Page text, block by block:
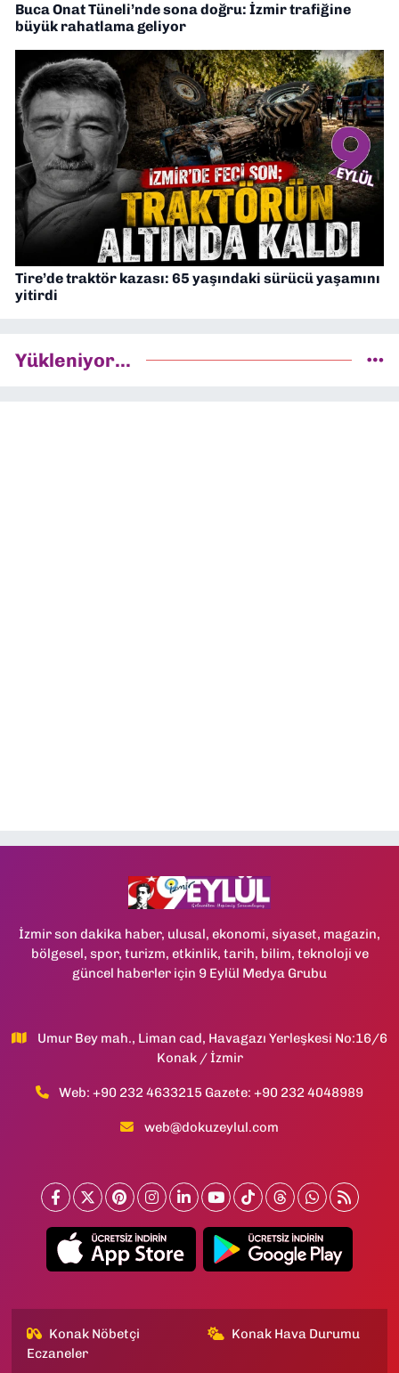
Buca Onat Tüneli’nde sona doğru: İzmir trafiğine
büyük rahatlama geliyor
Tire’de traktör kazası: 65 yaşındaki sürücü yaşamını
yitirdi
Yükleniyor...
İzmir son dakika haber, ulusal, ekonomi, siyaset, magazin,
bölgesel, spor, turizm, etkinlik, tarih, bilim, teknoloji ve
güncel haberler için 9 Eylül Medya Grubu
Umur Bey mah., Liman cad, Havagazı Yerleşkesi No:16/6
Konak / İzmir
Web: +90 232 4633215 Gazete: +90 232 4048989
web@dokuzeylul.com
Konak Nöbetçi
Eczaneler
Konak Hava Durumu